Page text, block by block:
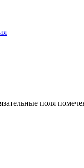
поля